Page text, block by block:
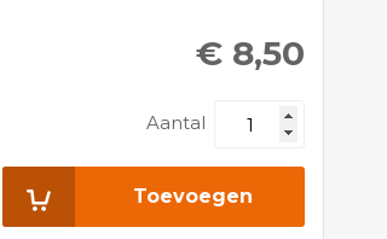
€ 8,50
Aantal
Toevoegen